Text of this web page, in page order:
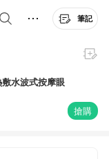
筆記
水波式按摩眼
搶購